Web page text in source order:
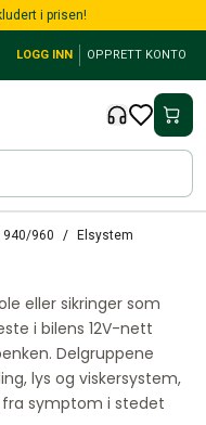
i prisen!
LOGG INN OPPRETT KONTO
940/960 Elsystem
eller sikringer som
i bilens 12V-nett
Delgruppene
lys og viskersystem,
symptom i stedet